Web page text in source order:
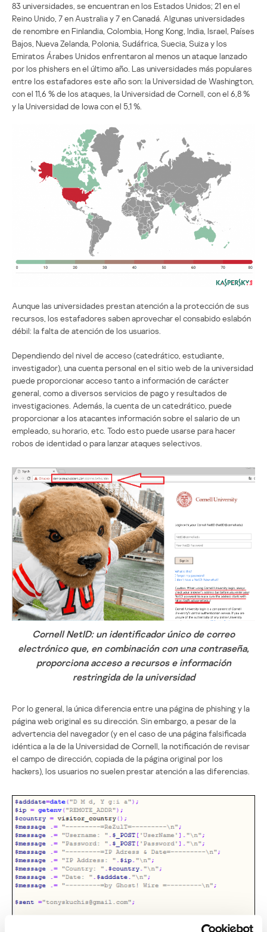
83 universidades, se encuentran en los Estados Unidos; 21 en el
Reino Unido, 7 en Australia y 7 en Canadá. Algunas universidades
de renombre en Finlandia, Colombia, Hong Kong, India, Israel, Países
Bajos, Nueva Zelanda, Polonia, Sudáfrica, Suecia, Suiza y los
Emiratos Árabes Unidos enfrentaron al menos un ataque lanzado
por los phishers en el último año. Las universidades más populares
entre los estafadores este año son: la Universidad de Washington,
con el 11,6 % de los ataques, la Universidad de Cornell, con el 6,8 %
y la Universidad de Iowa con el 5,1 %.
Aunque las universidades prestan atención a la protección de sus
recursos, los estafadores saben aprovechar el consabido eslabón
débil: la falta de atención de los usuarios.
Dependiendo del nivel de acceso (catedrático, estudiante,
investigador), una cuenta personal en el sitio web de la universidad
puede proporcionar acceso tanto a información de carácter
general, como a diversos servicios de pago y resultados de
investigaciones. Además, la cuenta de un catedrático, puede
proporcionar a los atacantes información sobre el salario de un
empleado, su horario, etc. Todo esto puede usarse para hacer
robos de identidad o para lanzar ataques selectivos.
Cornell NetID: un identificador único de correo
electrónico que, en combinación con una contraseña,
proporciona acceso a recursos e información
restringida de la universidad
Por lo general, la única diferencia entre una página de phishing y la
página web original es su dirección. Sin embargo, a pesar de la
advertencia del navegador (y en el caso de una página falsificada
idéntica a la de la Universidad de Cornell, la notificación de revisar
el campo de dirección, copiada de la página original por los
hackers), los usuarios no suelen prestar atención a las diferencias.